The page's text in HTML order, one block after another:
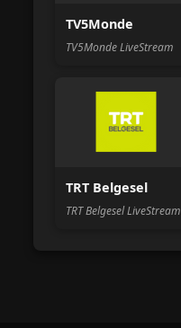
TV5Monde
TV5Monde LiveStream
TRT Belgesel
TRT Belgesel LiveStream